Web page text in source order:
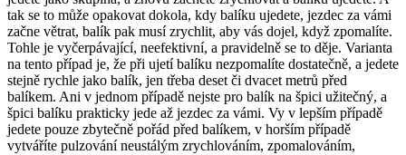
tak se to může opakovat dokola, kdy balíku ujedete, jezdec za vámi
začne větrat, balík pak musí zrychlit, aby vás dojel, když zpomalíte.
Tohle je vyčerpávající, neefektivní, a pravidelně se to děje. Varianta
na tento případ je, že při ujetí balíku nezpomalíte dostatečně, a jedete
stejně rychle jako balík, jen třeba deset či dvacet metrů před
balíkem. Ani v jednom případě nejste pro balík na špici užitečný, a
špici balíku prakticky jede až jezdec za vámi. Vy v lepším případě
jedete pouze zbytečně pořád před balíkem, v horším případě
vytváříte pulzování neustálým zrychlováním, zpomalováním,